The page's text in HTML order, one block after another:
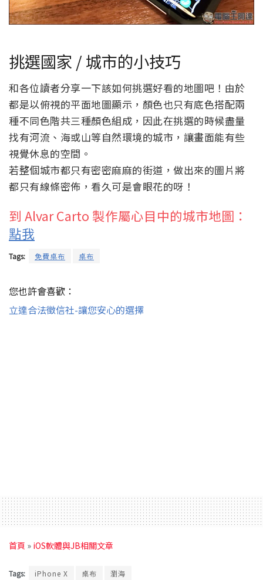
挑選國家 / 城市的小技巧
和各位讀者分享一下該如何挑選好看的地圖吧！由於
都是以俯視的平面地圖顯示，顏色也只有底色搭配兩
種不同色階共三種顏色組成，因此在挑選的時候盡量
找有河流、海或山等自然環境的城市，讓畫面能有些
視覺休息的空間。
若整個城市都只有密密麻麻的街道，做出來的圖片將
都只有線條密佈，看久可是會眼花的呀！
到 Alvar Carto 製作屬心目中的城市地圖：
點我
Tags: 免費桌布 桌布
您也許會喜歡：
立達合法徵信社-讓您安心的選擇
首頁 » iOS軟體與JB相關文章
Tags: iPhone X 桌布 瀏海